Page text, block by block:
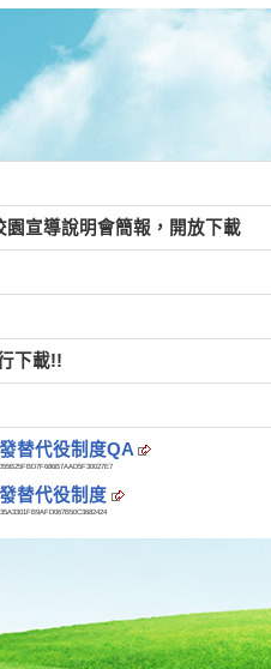
園宣導說明會簡報，開放下載
下載!!
替代役制度QA
替代役制度